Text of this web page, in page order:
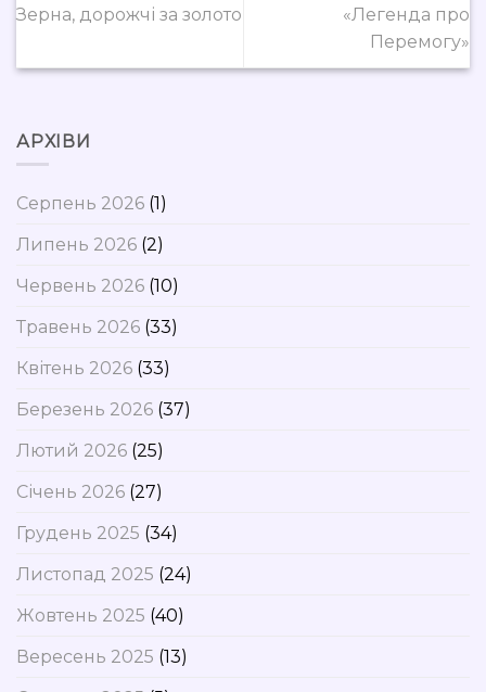
Зерна, дорожчі за золото
«Легенда про
Перемогу»
АРХІВИ
Серпень 2026 (1)
Липень 2026 (2)
Червень 2026 (10)
Травень 2026 (33)
Квітень 2026 (33)
Березень 2026 (37)
Лютий 2026 (25)
Січень 2026 (27)
Грудень 2025 (34)
Листопад 2025 (24)
Жовтень 2025 (40)
Вересень 2025 (13)